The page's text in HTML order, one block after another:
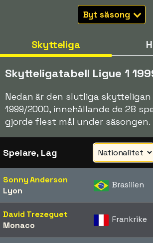
Byt säsong
Skytteliga
Skytteligatabell Ligue 1
Nedan är den slutliga skytteligan
1999/2000, innehållande de 28
gjorde flest mål under säsongen.
Spelare, Lag
Sonny Anderson
Lyon
Brasilien
David Trezeguet
Monaco
Frankrike